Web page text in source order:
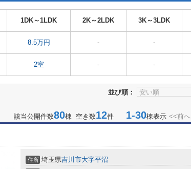
1DK～1LDK 2K～2LDK 3K～3LDK
8.5万円 - -
2室 - -
並び順：
該当公開件数80棟 空き数12件 1-30棟表示 <<前へ
住所 埼玉県吉川市大字平沼